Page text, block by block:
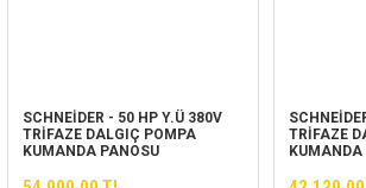
SCHNEİDER - 50 HP Y.Ü 380V
TRİFAZE DALGIÇ POMPA
KUMANDA PANOSU
TRİFAZE
KUMANDA